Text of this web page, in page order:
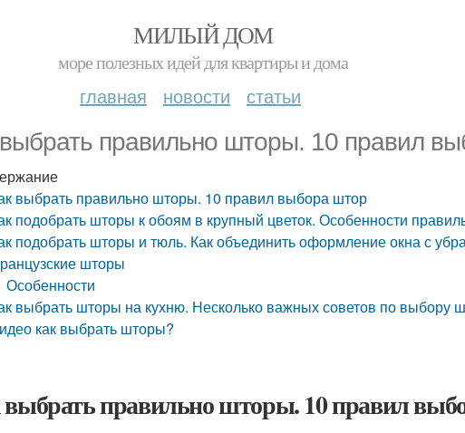
МИЛЫЙ ДОМ
море полезных идей для квартиры и дома
главная новости статьи
правильно шторы. 10 правил
выбрать правильно шторы. 10 правил выбора штор
подобрать шторы к обоям в крупный цветок. Особенности
подобрать шторы и тюль. Как объединить оформление окна с
шторы
Особенности
выбрать шторы на кухню. Несколько важных советов по выбору
как выбрать шторы?
правильно шторы. 10 правил